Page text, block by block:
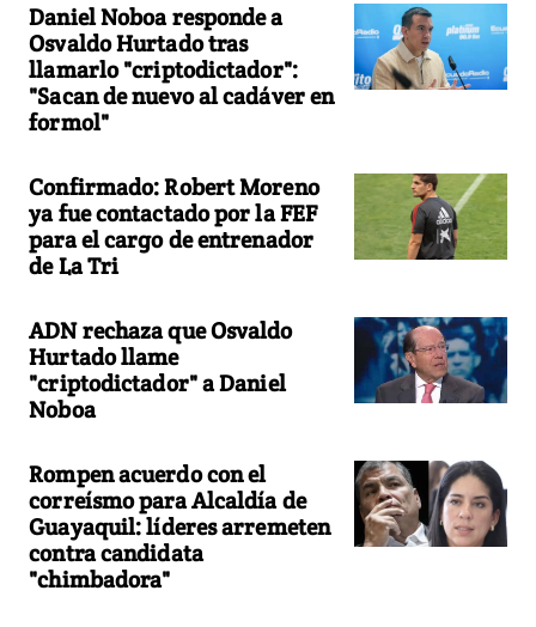
Daniel Noboa responde a
Osvaldo Hurtado tras
llamarlo "criptodictador":
"Sacan de nuevo al cadáver en
formol"
Confirmado: Robert Moreno
ya fue contactado por la FEF
para el cargo de entrenador
de La Tri
ADN rechaza que Osvaldo
Hurtado llame
"criptodictador" a Daniel
Noboa
Rompen acuerdo con el
correísmo para Alcaldía de
Guayaquil: líderes arremeten
contra candidata
"chimbadora"